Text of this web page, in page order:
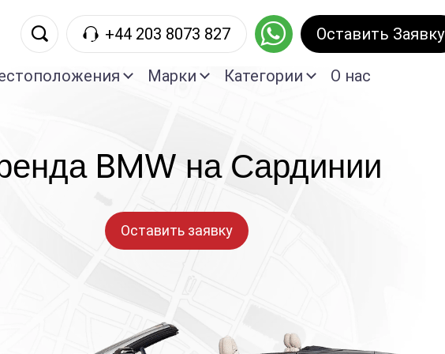
Марки Категории О нас
+44 203 8073 827 Oставить Заявку
BMW на Сардинии
Оставить заявку